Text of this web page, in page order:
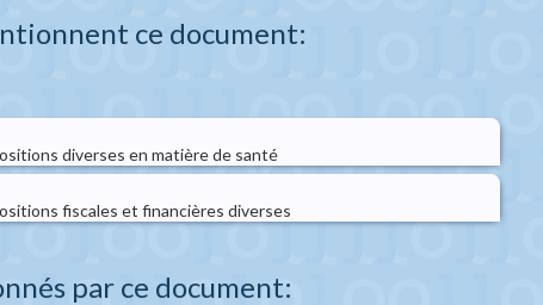
ce document:
diverses en matière de santé
fiscales et financières diverses
par ce document: